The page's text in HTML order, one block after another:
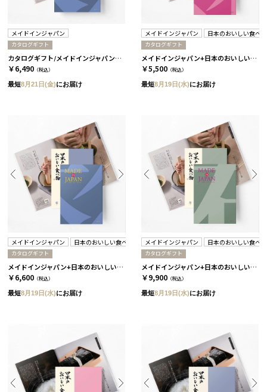
メイドインジャパン
カタログギフト
カタログギフト/メイドインジャパン 全5種類 MJ10
￥6,490 （税込）
最短8月21日(金)にお届け
メイドインジャパン 日本のおいしい食べ物
カタログギフト
メイドインジャパン+日本のおいしい食べ物 / MJ08+蓮 2冊セット
￥5,500 （税込）
最短8月19日(水)にお届け
メイドインジャパン 日本のおいしい食べ物
カタログギフト
メイドインジャパン+日本のおいしい食べ物 / MJ10+藍 2冊セット
￥6,600 （税込）
最短8月19日(水)にお届け
メイドインジャパン 日本のおいしい食べ物
カタログギフト
メイドインジャパン+日本のおいしい食べ物 / MJ14+蓬 2冊セット
￥9,900 （税込）
最短8月19日(水)にお届け